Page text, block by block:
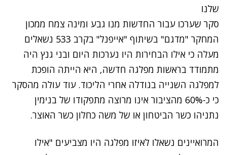
שלנו
סקר שערכו עבור החדשות מנו גבע ומינה צמח ממכון
המחקר "מדגם" בשיתוף "אייפנל" בקרב 533 נשאלים
מעלה כי אילו הבחירות היו נערכות היום ובני גנץ היה
מתמודד בראשות מפלגה חדשה, היא הייתה הופכת
למפלגה השנייה בגודלה אחרי הליכוד. עוד עולה מהסקר
כי כ-60% מהציבור אינו מרוצה מתפקודו של בנימין
נתניהו כשר הביטחון או של משה כחלון כשר האוצר.
המרואיינים נשאלו לאיזו מפלגה היו מצביעים "אילו